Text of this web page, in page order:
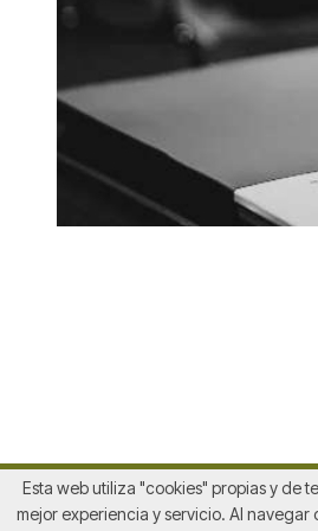
Esta web utiliza "cookies" propias y de
mejor experiencia y servicio. Al navegar